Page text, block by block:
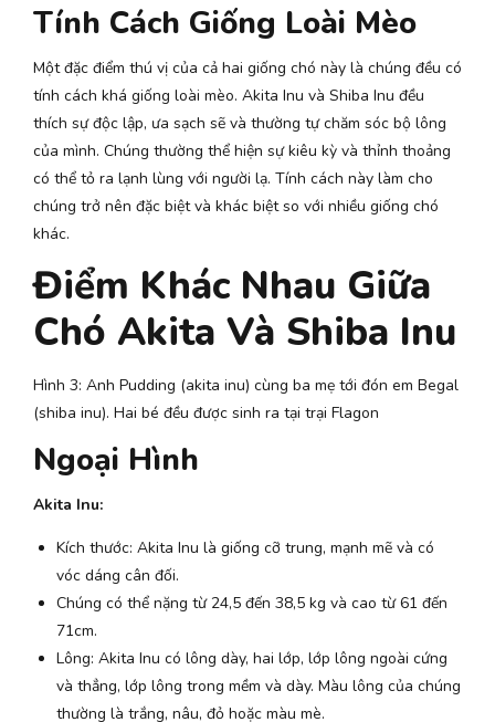
Tính Cách Giống Loài Mèo
Một đặc điểm thú vị của cả hai giống chó này là chúng đều có
tính cách khá giống loài mèo. Akita Inu và Shiba Inu đều
thích sự độc lập, ưa sạch sẽ và thường tự chăm sóc bộ lông
của mình. Chúng thường thể hiện sự kiêu kỳ và thỉnh thoảng
có thể tỏ ra lạnh lùng với người lạ. Tính cách này làm cho
chúng trở nên đặc biệt và khác biệt so với nhiều giống chó
khác.
Điểm Khác Nhau Giữa
Chó Akita Và Shiba Inu
Hình 3: Anh Pudding (akita inu) cùng ba mẹ tới đón em Begal
(shiba inu). Hai bé đều được sinh ra tại trại Flagon
Ngoại Hình
Akita Inu:
Kích thước: Akita Inu là giống cỡ trung, mạnh mẽ và có
vóc dáng cân đối.
Chúng có thể nặng từ 24,5 đến 38,5 kg và cao từ 61 đến
71cm.
Lông: Akita Inu có lông dày, hai lớp, lớp lông ngoài cứng
và thẳng, lớp lông trong mềm và dày. Màu lông của chúng
thường là trắng, nâu, đỏ hoặc màu mè.